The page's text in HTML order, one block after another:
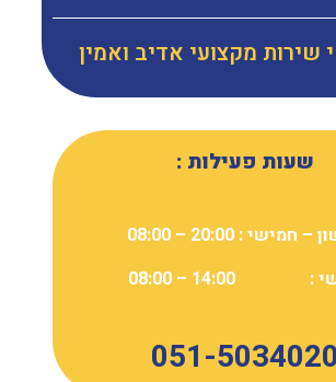
שירות מקצועי אדיב ואמין
שעות פעילות :
חמישי : 20:00 – 08:00
: 14:00 – 08:00
051-5034020